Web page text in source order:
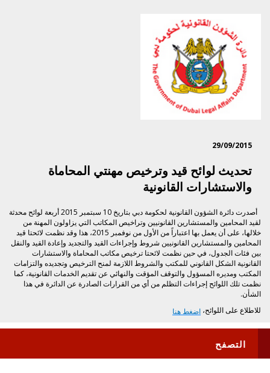
29/09/2015
تحديث لوائح قيد وترخيص مهنتي المحاماة
والاستشارات القانونية
أصدرت دائرة الشؤون القانونية لحكومة دبي بتاريخ 10 سبتمبر 2015 أربعة لوائح محدثة
​لقيد المحامين والمستشارين القانونيين وتراخيص المكاتب التي يزاولون المهنة من
خلالها، على أن يعمل بها اعتباراً من الأول من نوفمبر 2015، هذا وقد نظمت لائحتا قيد
المحامين والمستشارين القانونيين شروط وإجراءات القيد والتجديد وإعادة القيد والنقل
بين فئات الجدول، في حين نظمت لائحتا ترخيص مكاتب المحاماة والاستشارات
القانونية الشكل القانوني للمكتب والشروط اللازمة لمنح الترخيص وتجديده والتزامات
المكتب ومديره المسؤول والتوقف المؤقت والنهائي عن تقديم الخدمات القانونية، كما
نظمت تلك اللوائح إجراءات التظلم من أي من القرارات الصادرة عن الدائرة في هذا
الشأن.
​للاطلاع على اللوائح، اضغط هنا​
التصفح